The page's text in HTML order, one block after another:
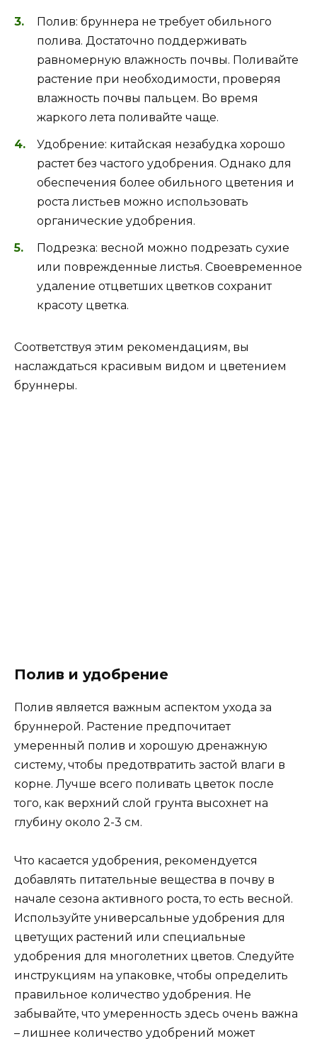
Полив: бруннера не требует обильного
полива. Достаточно поддерживать
равномерную влажность почвы. Поливайте
растение при необходимости, проверяя
влажность почвы пальцем. Во время
жаркого лета поливайте чаще.
Удобрение: китайская незабудка хорошо
растет без частого удобрения. Однако для
обеспечения более обильного цветения и
роста листьев можно использовать
органические удобрения.
Подрезка: весной можно подрезать сухие
или поврежденные листья. Своевременное
удаление отцветших цветков сохранит
красоту цветка.
Соответствуя этим рекомендациям, вы
наслаждаться красивым видом и цветением
бруннеры.
Полив и удобрение
Полив является важным аспектом ухода за
бруннерой. Растение предпочитает
умеренный полив и хорошую дренажную
систему, чтобы предотвратить застой влаги в
корне. Лучше всего поливать цветок после
того, как верхний слой грунта высохнет на
глубину около 2-3 см.
Что касается удобрения, рекомендуется
добавлять питательные вещества в почву в
начале сезона активного роста, то есть весной.
Используйте универсальные удобрения для
цветущих растений или специальные
удобрения для многолетних цветов. Следуйте
инструкциям на упаковке, чтобы определить
правильное количество удобрения. Не
забывайте, что умеренность здесь очень важна
– лишнее количество удобрений может